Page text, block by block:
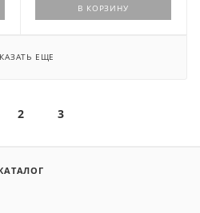
В КОРЗИНУ
ЕЩЕ
2 3